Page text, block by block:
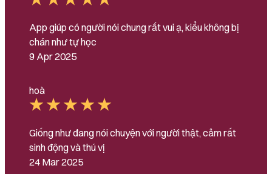
App giúp có người nói chung rất vui ạ, kiểu không bị
chán như tự học
9 Apr 2025
hoà
Giống như đang nói chuyện với người thật, cảm rất
sinh động và thú vị
24 Mar 2025